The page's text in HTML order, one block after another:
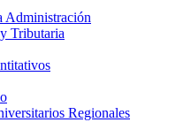
Administración
Tributaria
Regionales